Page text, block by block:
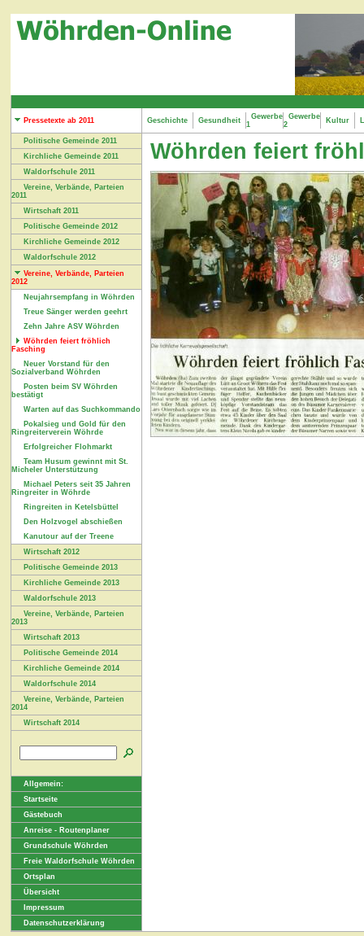
Pressetexte ab 2011 Geschichte Gesundheit
Gewerbe
1
Gewerbe
2
Kultur
Politische Gemeinde 2011
Kirchliche Gemeinde 2011
Waldorfschule 2011
Vereine, Verbände, Parteien
2011
Wirtschaft 2011
Politische Gemeinde 2012
Kirchliche Gemeinde 2012
Waldorfschule 2012
Vereine, Verbände, Parteien
2012
Neujahrsempfang in Wöhrden
Treue Sänger werden geehrt
Zehn Jahre ASV Wöhrden
Wöhrden feiert fröhlich
Fasching
Neuer Vorstand für den
Sozialverband Wöhrden
Posten beim SV Wöhrden
bestätigt
Warten auf das Suchkommando
Pokalsieg und Gold für den
Ringreiterverein Wöhrde
Erfolgreicher Flohmarkt
Team Husum gewinnt mit St.
Micheler Unterstützung
Michael Peters seit 35 Jahren
Ringreiter in Wöhrde
Ringreiten in Ketelsbüttel
Den Holzvogel abschießen
Kanutour auf der Treene
Wirtschaft 2012
Politische Gemeinde 2013
Kirchliche Gemeinde 2013
Waldorfschule 2013
Vereine, Verbände, Parteien
2013
Wirtschaft 2013
Politische Gemeinde 2014
Kirchliche Gemeinde 2014
Waldorfschule 2014
Vereine, Verbände, Parteien
2014
Wirtschaft 2014
Allgemein:
Startseite
Gästebuch
Anreise - Routenplaner
Grundschule Wöhrden
Freie Waldorfschule Wöhrden
Ortsplan
Übersicht
Impressum
Datenschutzerklärung
Wöhrden feiert